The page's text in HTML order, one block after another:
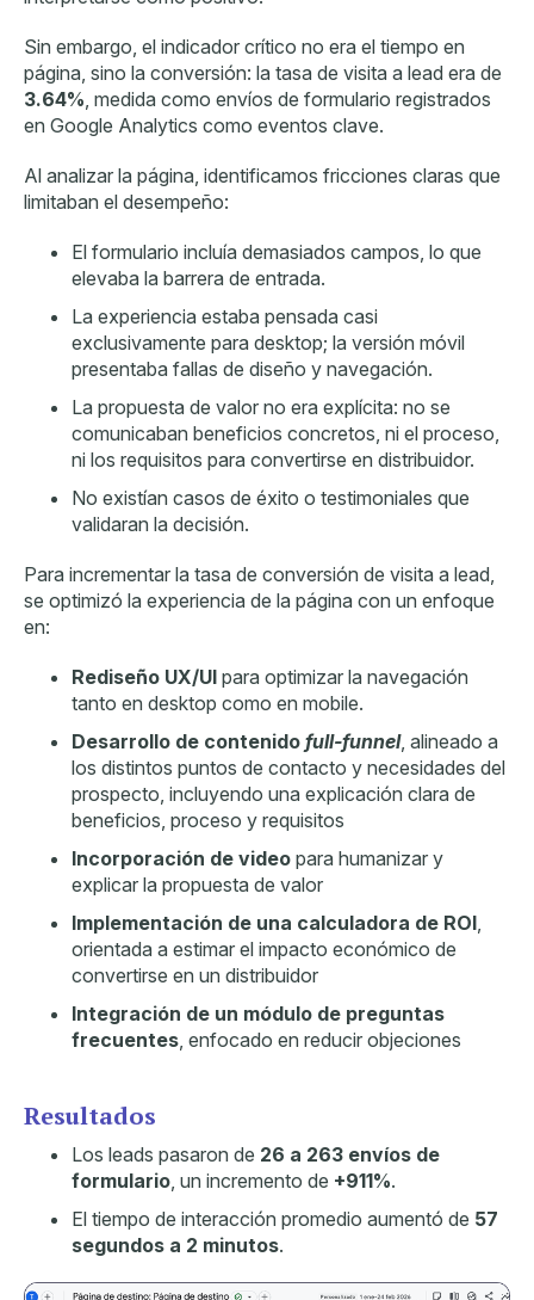
Sin embargo, el indicador crítico no era el tiempo en
página, sino la conversión: la tasa de visita a lead era de
3.64% , medida como envíos de formulario registrados
en Google Analytics como eventos clave.
Al analizar la página, identificamos fricciones claras que
limitaban el desempeño:
El formulario incluía demasiados campos, lo que
elevaba la barrera de entrada.
La experiencia estaba pensada casi
exclusivamente para desktop; la versión móvil
presentaba fallas de diseño y navegación.
La propuesta de valor no era explícita: no se
comunicaban beneficios concretos, ni el proceso,
ni los requisitos para convertirse en distribuidor.
No existían casos de éxito o testimoniales que
validaran la decisión.
Para incrementar la tasa de conversión de visita a lead,
se optimizó la experiencia de la página con un enfoque
en:
Rediseño UX/UI para optimizar la navegación
tanto en desktop como en mobile.
Desarrollo de contenido full-funnel, alineado a
los distintos puntos de contacto y necesidades del
prospecto, incluyendo una explicación clara de
beneficios, proceso y requisitos
Incorporación de video para humanizar y
explicar la propuesta de valor
Implementación de una calculadora de ROI
orientada a estimar el impacto económico de
convertirse en un distribuidor
Integración de un módulo de preguntas
frecuentes , enfocado en reducir objeciones
Resultados
Los leads pasaron de 26 a 263 envíos de
formulario , un incremento de +911%.
El tiempo de interacción promedio aumentó de 57
segundos a 2 minutos.